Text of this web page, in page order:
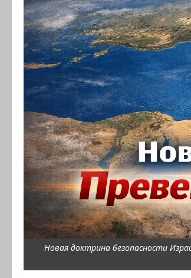
Новая доктрина безопасности